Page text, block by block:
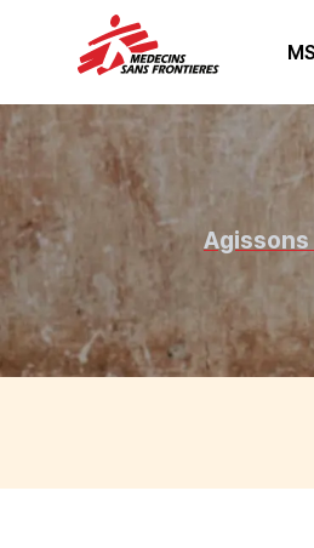
Agissons